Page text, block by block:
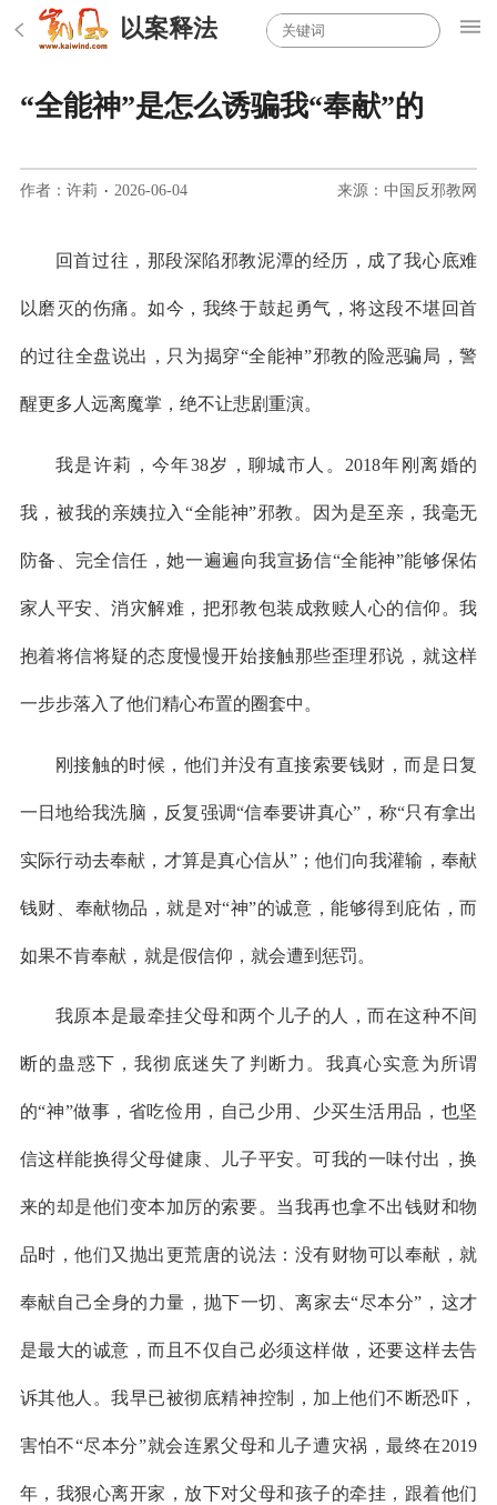
以案释法
“全能神”是怎么诱骗我“奉献”的
作者：许莉 · 2026-06-04 来源：中国反邪教网
回首过往，那段深陷邪教泥潭的经历，成了我心底难
以磨灭的伤痛。如今，我终于鼓起勇气，将这段不堪回首
的过往全盘说出，只为揭穿“全能神”邪教的险恶骗局，警
醒更多人远离魔掌，绝不让悲剧重演。
我是许莉，今年38岁，聊城市人。2018年刚离婚的
我，被我的亲姨拉入“全能神”邪教。因为是至亲，我毫无
防备、完全信任，她一遍遍向我宣扬信“全能神”能够保佑
家人平安、消灾解难，把邪教包装成救赎人心的信仰。我
抱着将信将疑的态度慢慢开始接触那些歪理邪说，就这样
一步步落入了他们精心布置的圈套中。
刚接触的时候，他们并没有直接索要钱财，而是日复
一日地给我洗脑，反复强调“信奉要讲真心”，称“只有拿出
实际行动去奉献，才算是真心信从”；他们向我灌输，奉献
钱财、奉献物品，就是对“神”的诚意，能够得到庇佑，而
如果不肯奉献，就是假信仰，就会遭到惩罚。
我原本是最牵挂父母和两个儿子的人，而在这种不间
断的蛊惑下，我彻底迷失了判断力。我真心实意为所谓
的“神”做事，省吃俭用，自己少用、少买生活用品，也坚
信这样能换得父母健康、儿子平安。可我的一味付出，换
来的却是他们变本加厉的索要。当我再也拿不出钱财和物
品时，他们又抛出更荒唐的说法：没有财物可以奉献，就
奉献自己全身的力量，抛下一切、离家去“尽本分”，这才
是最大的诚意，而且不仅自己必须这样做，还要这样去告
诉其他人。我早已被彻底精神控制，加上他们不断恐吓，
害怕不“尽本分”就会连累父母和儿子遭灾祸，最终在2019
年，我狠心离开家，放下对父母和孩子的牵挂，跟着他们